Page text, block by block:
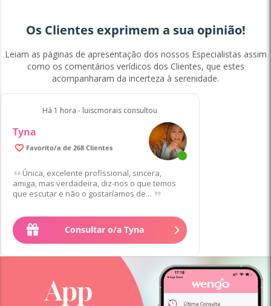
Os Clientes exprimem a sua opinião!
Leiam as páginas de apresentação dos nossos Especialistas assim
como os comentários verídicos dos Clientes, que estes
acompanharam da incerteza à serenidade.
Há 1 hora - luiscmorais consultou
Tyna
99.8% de Clientes satisfeitos/as
Favorito/a de 268 Clientes
Única, excelente profissional, sincera,
amiga, mas verdadeira, diz-nos o que temos
que escutar e não o gostaríamos de...
Consultar o/a Tyna